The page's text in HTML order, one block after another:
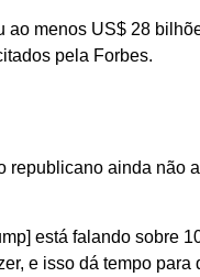
menos US$ 28
pela Forbes.
republicano ainda não
está falando sobre
e isso dá tempo